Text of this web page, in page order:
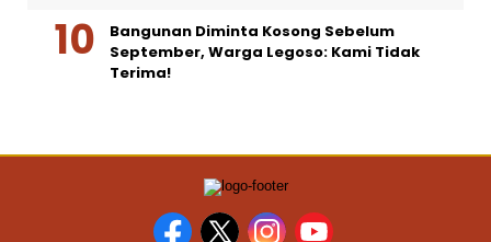
Bangunan Diminta Kosong Sebelum
September, Warga Legoso: Kami Tidak
Terima!